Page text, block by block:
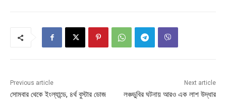
Previous article
সোমবার থেকে ইংল্যান্ডে, ৪র্থ বুস্টার ডোজ
Next article
লঞ্চডুবির ঘটনায় আরও এক লাশ উদ্ধার